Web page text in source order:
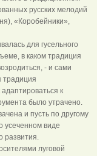
русских мелодий
«Коробейники»,
для гусельного
в каком традиция
- и сами
традиция
к
было утрачено.
и пусть по другому
усеченном виде
развития.
луговой